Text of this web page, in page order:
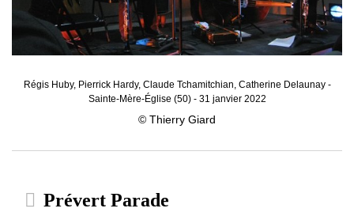
Régis Huby, Pierrick Hardy, Claude Tchamitchian, Catherine Delaunay -
Sainte-Mère-Église (50) - 31 janvier 2022
© Thierry Giard
Prévert Parade